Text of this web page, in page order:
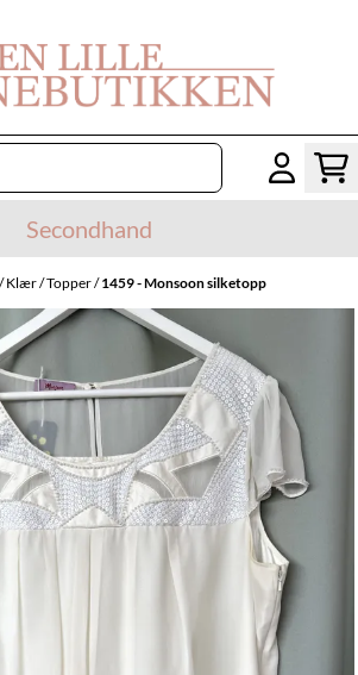
Secondhand
/Klær/Topper/1459 - Monsoon silketopp